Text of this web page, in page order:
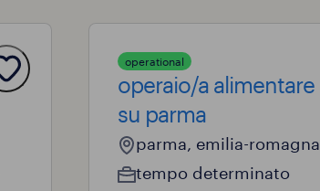
operational
operaio/a alimentare
su parma
parma, emilia-romagna
tempo determinato